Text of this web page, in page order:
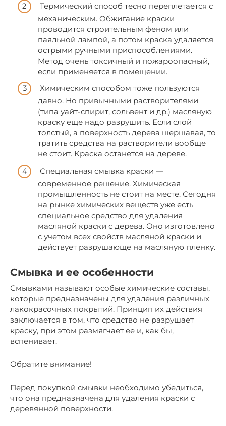
Термический способ тесно переплетается с
механическим. Обжигание краски
проводится строительным феном или
паяльной лампой, а потом краска удаляется
острыми ручными приспособлениями.
Метод очень токсичный и пожароопасный,
если применяется в помещении.
Химическим способом тоже пользуются
давно. Но привычными растворителями
(типа уайт-спирит, сольвент и др.) масляную
краску еще надо разрушить. Если слой
толстый, а поверхность дерева шершавая, то
тратить средства на растворители вообще
не стоит. Краска останется на дереве.
Специальная смывка краски —
современное решение. Химическая
промышленность не стоит на месте. Сегодня
на рынке химических веществ уже есть
специальное средство для удаления
масляной краски с дерева. Оно изготовлено
с учетом всех свойств масляной краски и
действует разрушающе на масляную пленку.
Смывка и ее особенности
Смывками называют особые химические составы,
которые предназначены для удаления различных
лакокрасочных покрытий. Принцип их действия
заключается в том, что средство не разрушает
краску, при этом размягчает ее и, как бы,
вспенивает.
Обратите внимание!
Перед покупкой смывки необходимо убедиться,
что она предназначена для удаления краски с
деревянной поверхности.